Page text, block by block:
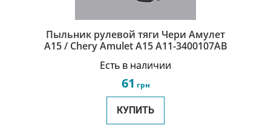
Пыльник рулевой тяги Чери Амулет
А15 / Chery Amulet A15 A11-3400107AB
Есть в наличии
61 грн
КУПИТЬ